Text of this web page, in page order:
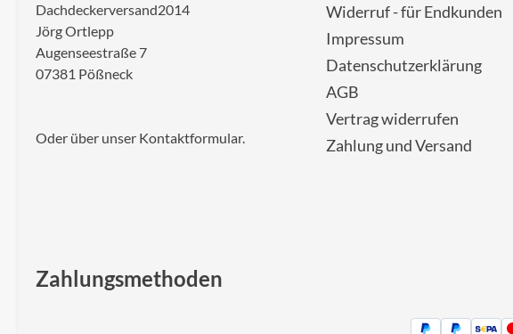
Dachdeckerversand2014
Jörg Ortlepp
Augenseestraße 7
07381 Pößneck
Oder über unser Kontaktformular.
Widerruf - für Endkunden
Impressum
Datenschutzerklärung
AGB
Vertrag widerrufen
Zahlung und Versand
Zahlungsmethoden